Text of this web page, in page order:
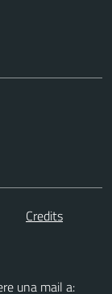
Credits
una mail a: